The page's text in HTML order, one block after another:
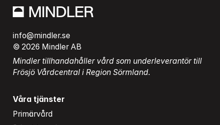
info@mindler.se
© 2026 Mindler AB
Mindler tillhandahåller vård som underleverantör till
Frösjö Vårdcentral i Region Sörmland.
Våra tjänster
Primärvård